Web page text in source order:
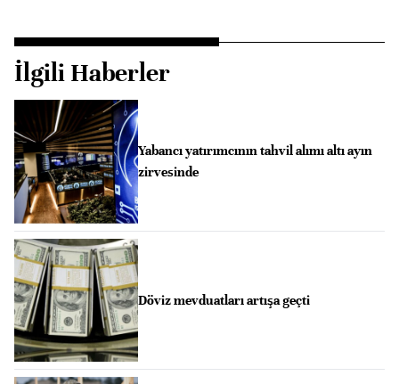
İlgili Haberler
Yabancı yatırımcının tahvil alımı altı ayın
zirvesinde
Döviz mevduatları artışa geçti